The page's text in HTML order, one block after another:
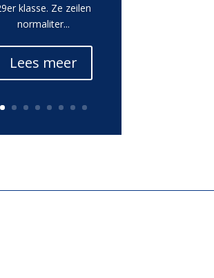
klasse. Ze zeilen
normaliter...
Lees meer